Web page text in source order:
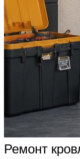
Ремонт